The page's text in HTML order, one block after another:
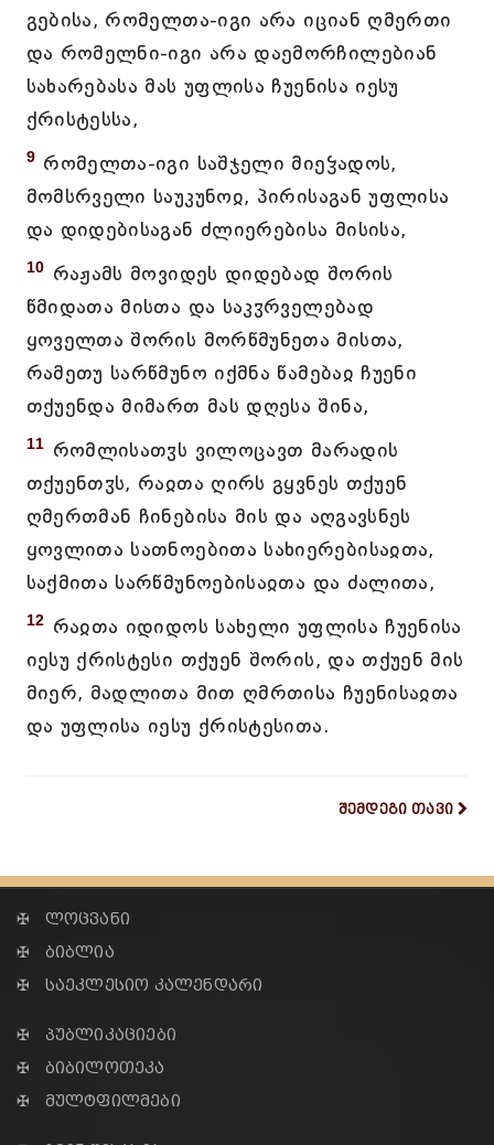
გებისა, რომელთა-იგი არა იციან ღმერთი
და რომელნი-იგი არა დაემორჩილებიან
სახარებასა მას უფლისა ჩუენისა იესუ
ქრისტესსა,
9 რომელთა-იგი საშჯელი მიეჴადოს,
მომსრველი საუკუნოჲ, პირისაგან უფლისა
და დიდებისაგან ძლიერებისა მისისა,
10 რაჟამს მოვიდეს დიდებად შორის
წმიდათა მისთა და საკჳრველებად
ყოველთა შორის მორწმუნეთა მისთა,
რამეთუ სარწმუნო იქმნა წამებაჲ ჩუენი
თქუენდა მიმართ მას დღესა შინა,
11 რომლისათჳს ვილოცავთ მარადის
თქუენთჳს, რაჲთა ღირს გყვნეს თქუენ
ღმერთმან ჩინებისა მის და აღგავსნეს
ყოვლითა სათნოებითა სახიერებისაჲთა,
საქმითა სარწმუნოებისაჲთა და ძალითა,
12 რაჲთა იდიდოს სახელი უფლისა ჩუენისა
იესუ ქრისტესი თქუენ შორის, და თქუენ მის
მიერ, მადლითა მით ღმრთისა ჩუენისაჲთა
და უფლისა იესუ ქრისტესითა.
შემდეგი თავი
✠ ლოცვანი
✠ ბიბლია
✠ საეკლესიო კალენდარი
✠ პუბლიკაციები
✠ ბიბილოთეკა
✠ მულტფილმები